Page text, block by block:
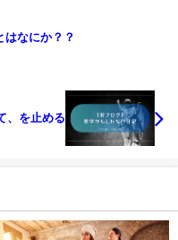
はなにか？？
、を止める